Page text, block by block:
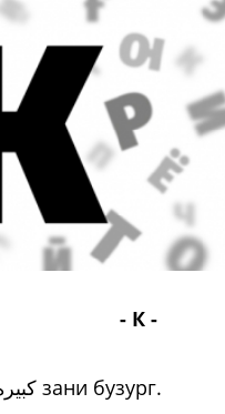
- К -
کبیره зани бузург.